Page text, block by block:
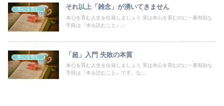
本心を育む それ以上「雑念」が湧いてきません
本心を育む人生を出発しましょう 実は本心を育むのに一番有効な
手段は『本を読むこと』...
本心を育む 「超」入門 失敗の本質
本心を育む人生を出発しましょう 実は本心を育むのに一番有効な
手段は『本を読むこと』です。な...